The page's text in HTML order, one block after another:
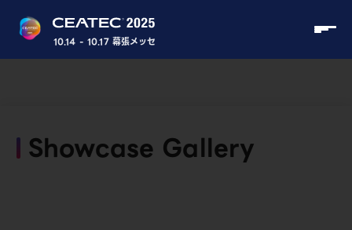
10.14 - 10.17 幕張メッセ
Showcase Gallery